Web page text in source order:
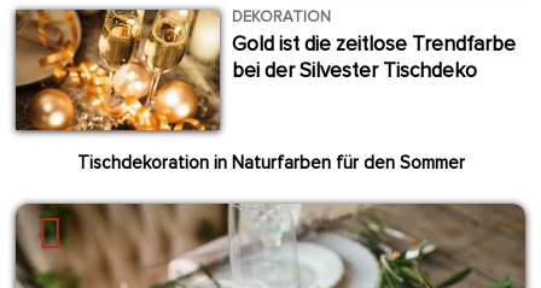
DEKORATION
Gold ist die zeitlose Trendfarbe
bei der Silvester Tischdeko
Tischdekoration in Naturfarben für den Sommer